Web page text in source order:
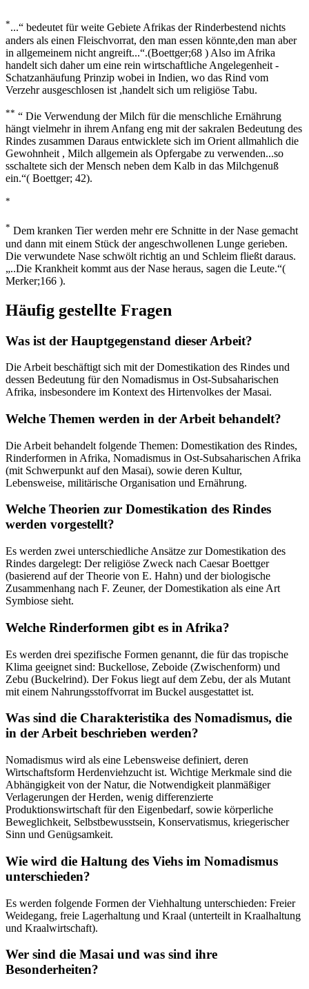
*...“ bedeutet für weite Gebiete Afrikas der Rinderbestend nichts
anders als einen Fleischvorrat, den man essen könnte,den man aber
in allgemeinem nicht angreift...“.(Boettger;68 ) Also im Afrika
handelt sich daher um eine rein wirtschaftliche Angelegenheit -
Schatzanhäufung Prinzip wobei in Indien, wo das Rind vom
Verzehr ausgeschlosen ist ,handelt sich um religiöse Tabu.
** “ Die Verwendung der Milch für die menschliche Ernährung
hängt vielmehr in ihrem Anfang eng mit der sakralen Bedeutung des
Rindes zusammen Daraus entwicklete sich im Orient allmahlich die
Gewohnheit , Milch allgemein als Opfergabe zu verwenden...so
sschaltete sich der Mensch neben dem Kalb in das Milchgenuß
ein.“( Boettger; 42).
*
* Dem kranken Tier werden mehr ere Schnitte in der Nase gemacht
und dann mit einem Stück der angeschwollenen Lunge gerieben.
Die verwundete Nase schwölt richtig an und Schleim fließt daraus.
„..Die Krankheit kommt aus der Nase heraus, sagen die Leute.“(
Merker;166 ).
Häufig gestellte Fragen
Was ist der Hauptgegenstand dieser Arbeit?
Die Arbeit beschäftigt sich mit der Domestikation des Rindes und
dessen Bedeutung für den Nomadismus in Ost-Subsaharischen
Afrika, insbesondere im Kontext des Hirtenvolkes der Masai.
Welche Themen werden in der Arbeit behandelt?
Die Arbeit behandelt folgende Themen: Domestikation des Rindes,
Rinderformen in Afrika, Nomadismus in Ost-Subsaharischen Afrika
(mit Schwerpunkt auf den Masai), sowie deren Kultur,
Lebensweise, militärische Organisation und Ernährung.
Welche Theorien zur Domestikation des Rindes
werden vorgestellt?
Es werden zwei unterschiedliche Ansätze zur Domestikation des
Rindes dargelegt: Der religiöse Zweck nach Caesar Boettger
(basierend auf der Theorie von E. Hahn) und der biologische
Zusammenhang nach F. Zeuner, der Domestikation als eine Art
Symbiose sieht.
Welche Rinderformen gibt es in Afrika?
Es werden drei spezifische Formen genannt, die für das tropische
Klima geeignet sind: Buckellose, Zeboide (Zwischenform) und
Zebu (Buckelrind). Der Fokus liegt auf dem Zebu, der als Mutant
mit einem Nahrungsstoffvorrat im Buckel ausgestattet ist.
Was sind die Charakteristika des Nomadismus, die
in der Arbeit beschrieben werden?
Nomadismus wird als eine Lebensweise definiert, deren
Wirtschaftsform Herdenviehzucht ist. Wichtige Merkmale sind die
Abhängigkeit von der Natur, die Notwendigkeit planmäßiger
Verlagerungen der Herden, wenig differenzierte
Produktionswirtschaft für den Eigenbedarf, sowie körperliche
Beweglichkeit, Selbstbewusstsein, Konservatismus, kriegerischer
Sinn und Genügsamkeit.
Wie wird die Haltung des Viehs im Nomadismus
unterschieden?
Es werden folgende Formen der Viehhaltung unterschieden: Freier
Weidegang, freie Lagerhaltung und Kraal (unterteilt in Kraalhaltung
und Kraalwirtschaft).
Wer sind die Masai und was sind ihre
Besonderheiten?